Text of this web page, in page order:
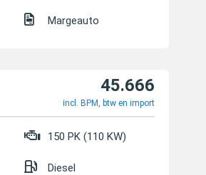
Margeauto
45.666
incl. BPM, btw en import
150 PK (110 KW)
Diesel